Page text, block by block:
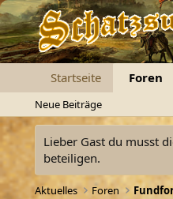
Startseite Foren
Neue Beiträge
Lieber Gast du musst
beteiligen.
Aktuelles Foren